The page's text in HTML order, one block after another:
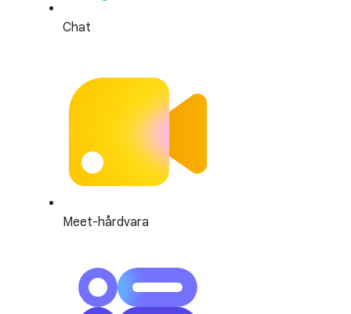
Chat
Meet-hårdvara